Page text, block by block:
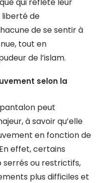
liberté de
de se sentir à
tout en
de l’islam.
selon la
peut
à savoir qu’elle
en fonction de
effet, certains
ou restrictifs,
plus difficiles et